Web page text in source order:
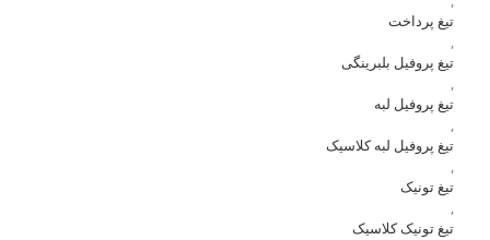
تیغ پرداخت
,
تیغ پروفیل بلبرینگی
,
تیغ پروفیل لبه
,
تیغ پروفیل لبه کلاسیک
,
تیغ تونیک
,
تیغ تونیک کلاسیک